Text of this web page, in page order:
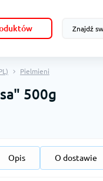
Pielmieni
500g
Opis O dostawie